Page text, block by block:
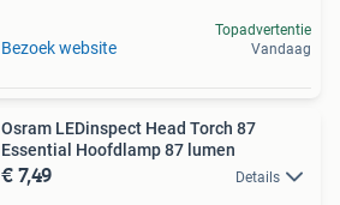
Bezoek website
Topadvertentie
Vandaag
Osram LEDinspect Head Torch 87
Essential Hoofdlamp 87 lumen
€ 7,49 Details